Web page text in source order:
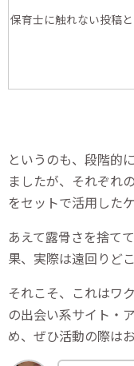
保育士に触れない投稿
というのも、段階的
ましたが、それぞれ
をセットで活用した
あえて露骨さを捨て
果、実際は遠回りど
それこそ、これはワ
の出会い系サイト・
め、ぜひ活動の際は